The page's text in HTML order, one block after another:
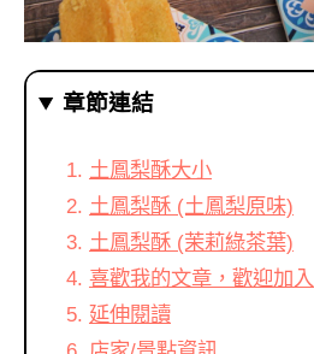
章節連結
土鳳梨酥大小
土鳳梨酥 (土鳳梨原味)
土鳳梨酥 (茉莉綠茶葉)
喜歡我的文章，歡迎加入
延伸閱讀